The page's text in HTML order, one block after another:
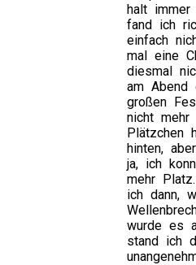
halt
fand ich
einfach
mal eine
diesmal
am Abend
großen
nicht mehr
Plätzchen
hinten,
ja, ich
mehr
ich dann,
wurde es
stand ich